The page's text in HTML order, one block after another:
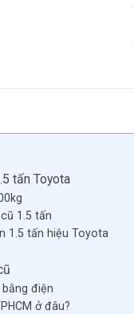
tấn Toyota
1.5 tấn
1.5 tấn hiệu Toyota
điện
ở đâu?